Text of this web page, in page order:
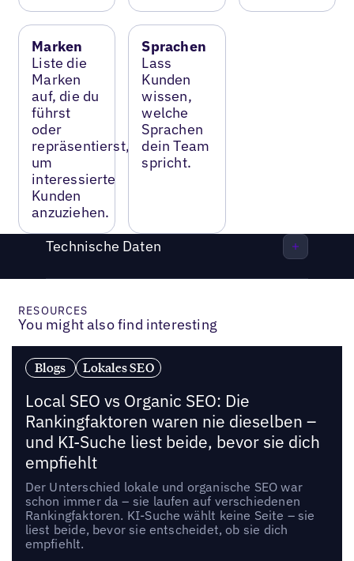
Marken
Liste die
Marken
auf, die du
führst
oder
repräsentierst,
um
interessierte
Kunden
anzuziehen.
Sprachen
Lass
Kunden
wissen,
welche
Sprachen
dein Team
spricht.
Technische Daten
RESOURCES
You might also find interesting
Blogs Lokales SEO
Local SEO vs Organic SEO: Die
Rankingfaktoren waren nie dieselben –
und KI-Suche liest beide, bevor sie dich
empfiehlt
Der Unterschied lokale und organische SEO war
schon immer da – sie laufen auf verschiedenen
Rankingfaktoren. KI-Suche wählt keine Seite – sie
liest beide, bevor sie entscheidet, ob sie dich
empfiehlt.